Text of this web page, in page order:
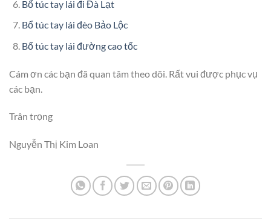
Bổ túc tay lái đi Đà Lạt
Bổ túc tay lái đèo Bảo Lộc
Bổ túc tay lái đường cao tốc
Cám ơn các bạn đã quan tâm theo dõi. Rất vui được phục vụ
các bạn.
Trân trọng
Nguyễn Thị Kim Loan